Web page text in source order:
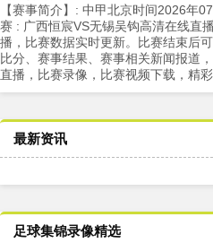
【赛事简介】: 中甲北京时间2026年
赛 : 广西恒宸VS无锡吴钩高清在线直
播，比赛数据实时更新。比赛结束后
比分、赛事结果、赛事相关新闻报道
直播，比赛录像，比赛视频下载，精彩
最新资讯
足球集锦录像精选